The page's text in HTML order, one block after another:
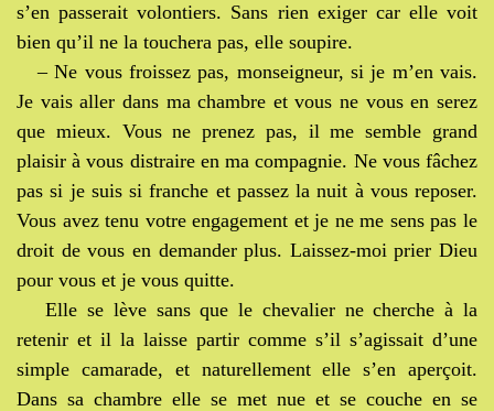
s’en passerait volontiers. Sans rien exiger car elle voit
bien qu’il ne la touchera pas, elle soupire.
– Ne vous froissez pas, monseigneur, si je m’en vais.
Je vais aller dans ma chambre et vous ne vous en serez
que mieux. Vous ne prenez pas, il me semble grand
plaisir à vous distraire en ma compagnie. Ne vous fâchez
pas si je suis si franche et passez la nuit à vous reposer.
Vous avez tenu votre engagement et je ne me sens pas le
droit de vous en demander plus. Laissez-moi prier Dieu
pour vous et je vous quitte.
Elle se lève sans que le chevalier ne cherche à la
retenir et il la laisse partir comme s’il s’agissait d’une
simple camarade, et naturellement elle s’en aperçoit.
Dans sa chambre elle se met nue et se couche en se